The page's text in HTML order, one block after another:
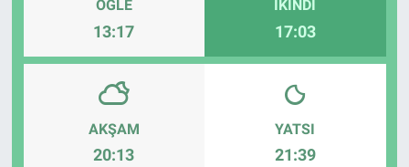
ÖĞLE
13:17
İKINDI
17:03
AKŞAM
20:13
YATSI
21:39
BİLİM VE TEKNOLOJİ